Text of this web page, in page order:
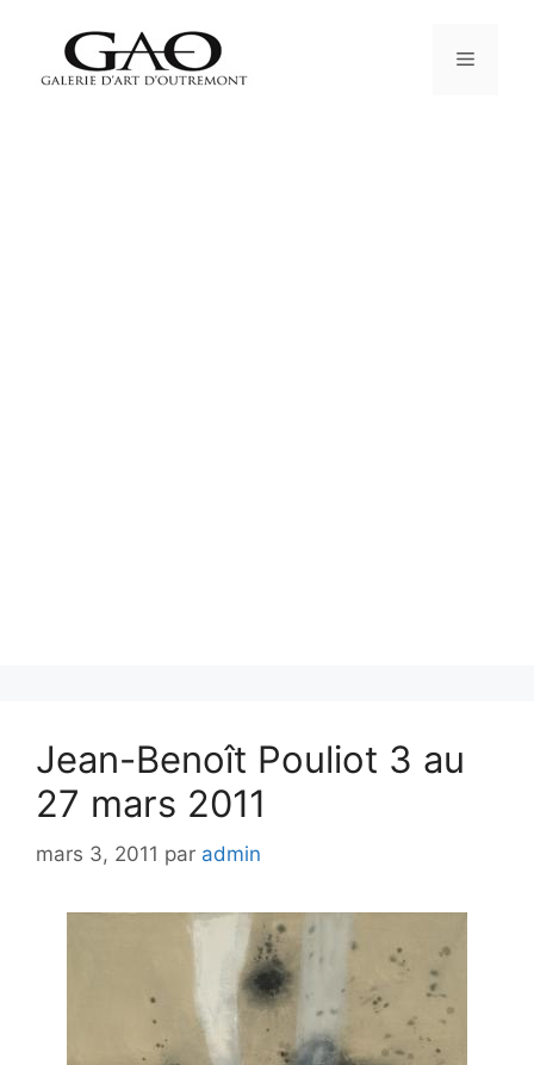
Jean-Benoît Pouliot 3 au
27 mars 2011
mars 3, 2011 par admin